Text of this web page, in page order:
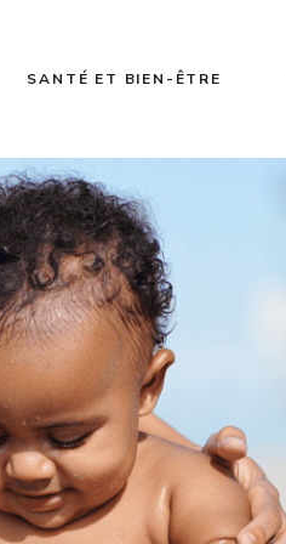
SANTÉ ET BIEN-ÊTRE